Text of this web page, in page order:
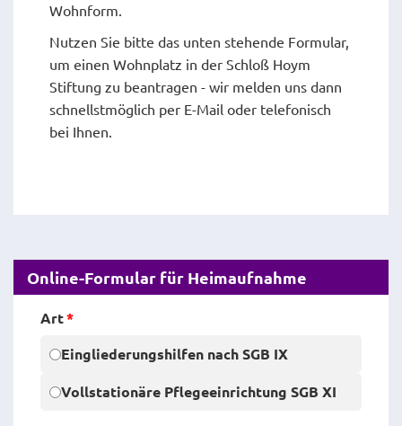
Wohnform.
Nutzen Sie bitte das unten stehende Formular,
um einen Wohnplatz in der Schloß Hoym
Stiftung zu beantragen - wir melden uns dann
schnellstmöglich per E-Mail oder telefonisch
bei Ihnen.
Online-Formular für Heimaufnahme
Art*
Eingliederungshilfen nach SGB IX
Vollstationäre Pflegeeinrichtung SGB XI